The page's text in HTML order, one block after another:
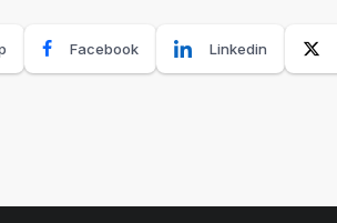
Facebook Linkedin